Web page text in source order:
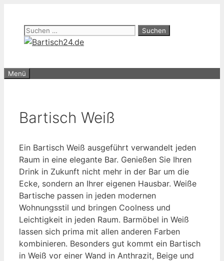
springenSuchen
nach:
Menü
Bartisch Weiß
Ein Bartisch Weiß ausgeführt verwandelt jeden
Raum in eine elegante Bar. Genießen Sie Ihren
Drink in Zukunft nicht mehr in der Bar um die
Ecke, sondern an Ihrer eigenen Hausbar. Weiße
Bartische passen in jeden modernen
Wohnungsstil und bringen Coolness und
Leichtigkeit in jeden Raum. Barmöbel in Weiß
lassen sich prima mit allen anderen Farben
kombinieren. Besonders gut kommt ein Bartisch
in Weiß vor einer Wand in Anthrazit, Beige und